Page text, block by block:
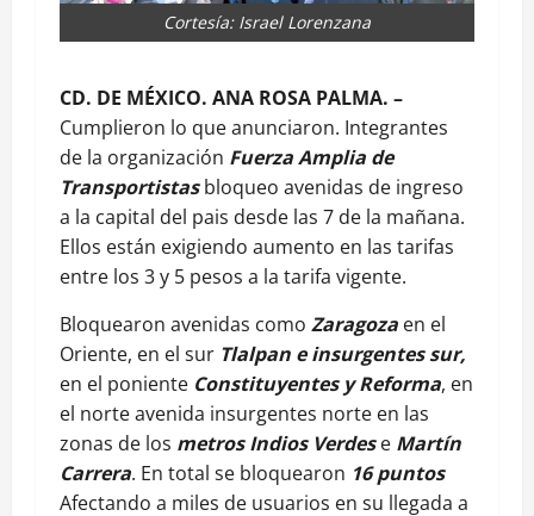
Cortesía: Israel Lorenzana
CD. DE MÉXICO. ANA ROSA PALMA. –
Cumplieron lo que anunciaron. Integrantes
de la organización Fuerza Amplia de
Transportistasbloqueo avenidas de ingreso
a la capital del pais desde las 7 de la mañana.
Ellos están exigiendo aumento en las tarifas
entre los 3 y 5 pesos a la tarifa vigente.
Bloquearon avenidas como Zaragoza en el
Oriente, en el sur Tlalpan e insurgentes sur,
en el poniente Constituyentes y Reforma, en
el norte avenida insurgentes norte en las
zonas de los metros Indios Verdese Martín
Carrera. En total se bloquearon 16 puntos
Afectando a miles de usuarios en su llegada a